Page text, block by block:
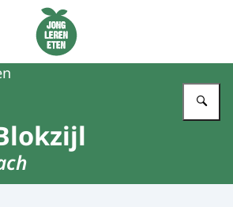
homepage van Jong Leren Eten